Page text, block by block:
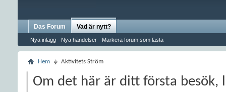
Das Forum Vad är nytt?
Nya inlägg Nya händelser Markera forum som lästa
Hem Aktivitets Ström
Om det här är ditt första besök,